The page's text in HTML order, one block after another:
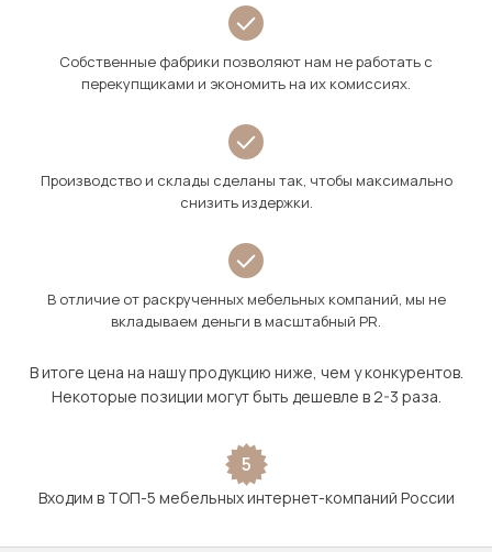
Собственные фабрики позволяют нам не работать с
перекупщиками и экономить на их комиссиях.
Производство и склады сделаны так, чтобы максимально
снизить издержки.
В отличие от раскрученных мебельных компаний, мы не
вкладываем деньги в масштабный PR.
В итоге цена на нашу продукцию ниже, чем у конкурентов.
Некоторые позиции могут быть дешевле в 2-3 раза.
5
Входим в ТОП-5 мебельных интернет-компаний России